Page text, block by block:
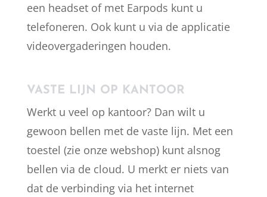
een headset of met Earpods kunt u
telefoneren. Ook kunt u via de applicatie
videovergaderingen houden.
VASTE LIJN OP KANTOOR
Werkt u veel op kantoor? Dan wilt u
gewoon bellen met de vaste lijn. Met een
toestel (zie onze webshop) kunt alsnog
bellen via de cloud. U merkt er niets van
dat de verbinding via het internet